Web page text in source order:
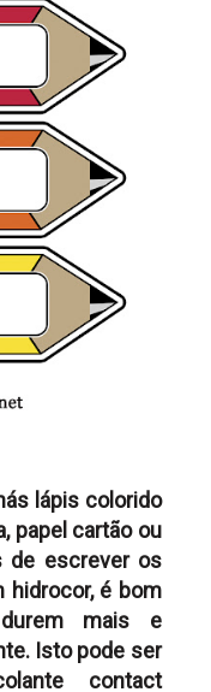
lápis colorido
papel cartão ou
de escrever os
hidrocor, é bom
mais e
Isto pode ser
contact